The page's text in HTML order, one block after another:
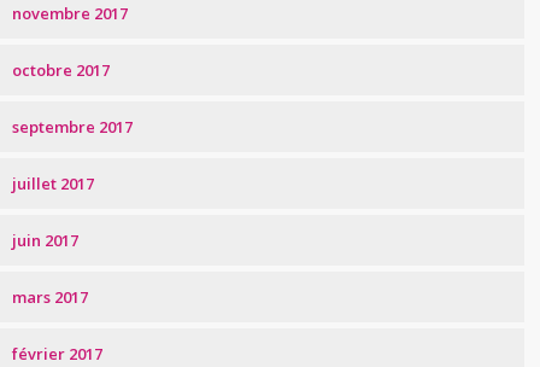
novembre 2017
octobre 2017
septembre 2017
juillet 2017
juin 2017
mars 2017
février 2017